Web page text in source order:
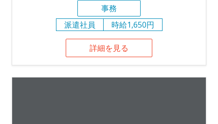
事務
派遣社員
時給1,650円
詳細を見る